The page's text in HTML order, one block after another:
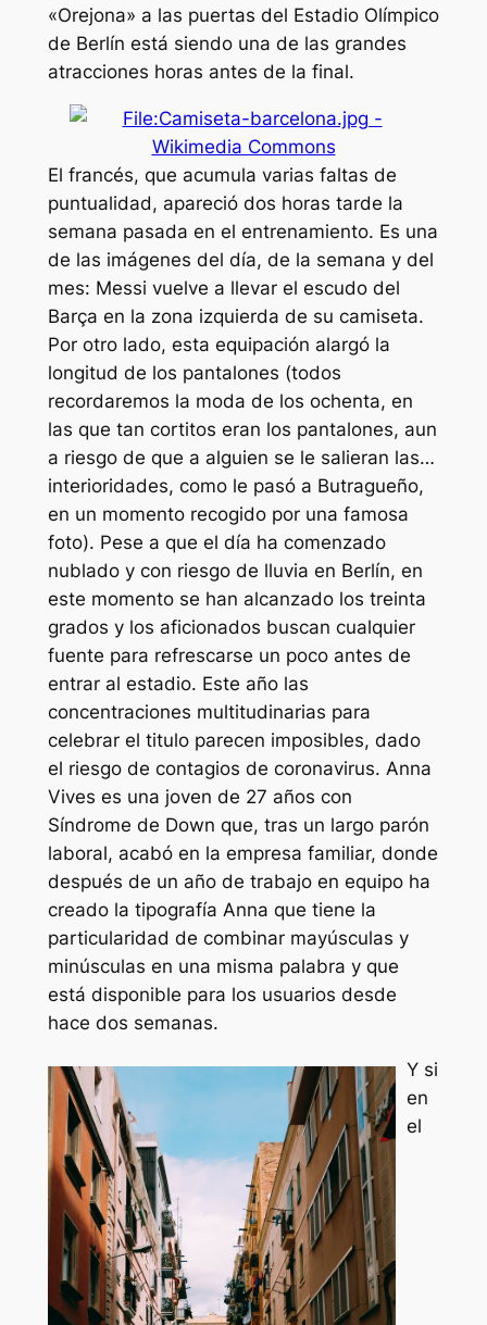
«Orejona» a las puertas del Estadio Olímpico
de Berlín está siendo una de las grandes
atracciones horas antes de la final.
El francés, que acumula varias faltas de
puntualidad, apareció dos horas tarde la
semana pasada en el entrenamiento. Es una
de las imágenes del día, de la semana y del
mes: Messi vuelve a llevar el escudo del
Barça en la zona izquierda de su camiseta.
Por otro lado, esta equipación alargó la
longitud de los pantalones (todos
recordaremos la moda de los ochenta, en
las que tan cortitos eran los pantalones, aun
a riesgo de que a alguien se le salieran las…
interioridades, como le pasó a Butragueño,
en un momento recogido por una famosa
foto). Pese a que el día ha comenzado
nublado y con riesgo de lluvia en Berlín, en
este momento se han alcanzado los treinta
grados y los aficionados buscan cualquier
fuente para refrescarse un poco antes de
entrar al estadio. Este año las
concentraciones multitudinarias para
celebrar el titulo parecen imposibles, dado
el riesgo de contagios de coronavirus. Anna
Vives es una joven de 27 años con
Síndrome de Down que, tras un largo parón
laboral, acabó en la empresa familiar, donde
después de un año de trabajo en equipo ha
creado la tipografía Anna que tiene la
particularidad de combinar mayúsculas y
minúsculas en una misma palabra y que
está disponible para los usuarios desde
hace dos semanas.
Y si
en
el